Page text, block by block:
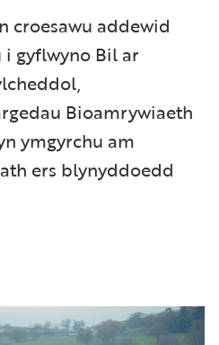
croesawu addewid
i gyflwyno Bil ar
Bioamrywiaeth
ymgyrchu am
ers blynyddoedd